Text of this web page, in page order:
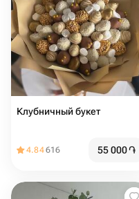
Клубничный букет
4.84616 55 000֏